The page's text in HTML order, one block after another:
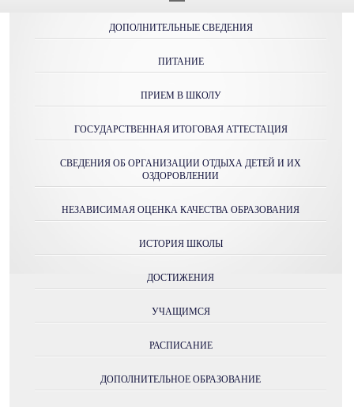
ДОПОЛНИТЕЛЬНЫЕ СВЕДЕНИЯ
ПИТАНИЕ
ПРИЕМ В ШКОЛУ
ГОСУДАРСТВЕННАЯ ИТОГОВАЯ АТТЕСТАЦИЯ
СВЕДЕНИЯ ОБ ОРГАНИЗАЦИИ ОТДЫХА ДЕТЕЙ И ИХ
ОЗДОРОВЛЕНИИ
НЕЗАВИСИМАЯ ОЦЕНКА КАЧЕСТВА ОБРАЗОВАНИЯ
ИСТОРИЯ ШКОЛЫ
ДОСТИЖЕНИЯ
УЧАЩИМСЯ
РАСПИСАНИЕ
ДОПОЛНИТЕЛЬНОЕ ОБРАЗОВАНИЕ